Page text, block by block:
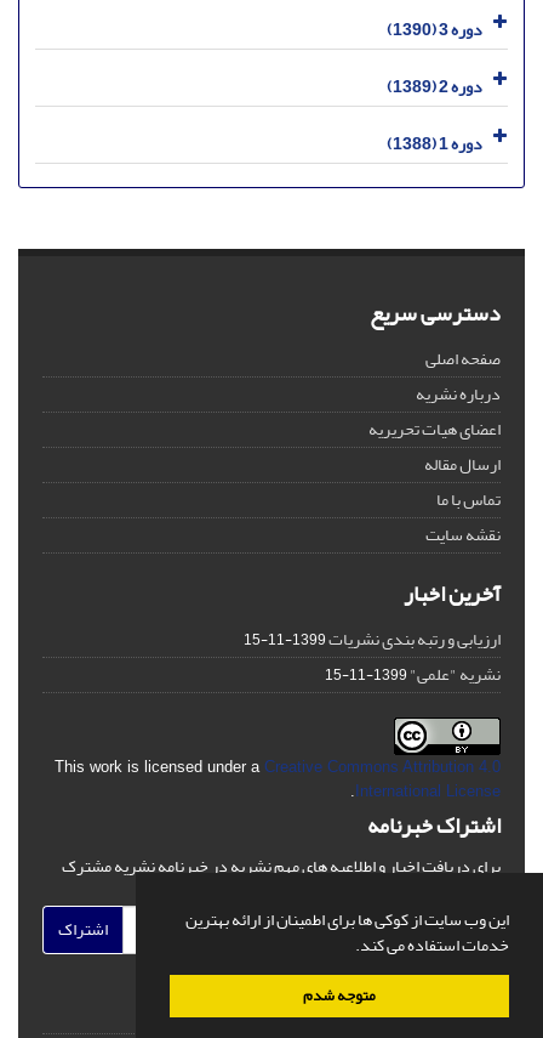
این وب سایت از کوکی ها برای اطمینان از ارائه بهترین
خدمات استفاده می کند.
متوجه شدم
دوره 3 (1390)
دوره 2 (1389)
دوره 1 (1388)
دسترسی سریع
صفحه اصلی
درباره نشریه
اعضای هیات تحریریه
ارسال مقاله
تماس با ما
نقشه سایت
آخرین اخبار
ارزیابی و رتبه بندی نشریات1399-11-15
نشریه "علمی"1399-11-15
This work is licensed under a Creative Commons Attribution 4.0
International License
.
اشتراک خبرنامه
برای دریافت اخبار و اطلاعیه های مهم نشریه در خبرنامه نشریه مشترک
اشتراک